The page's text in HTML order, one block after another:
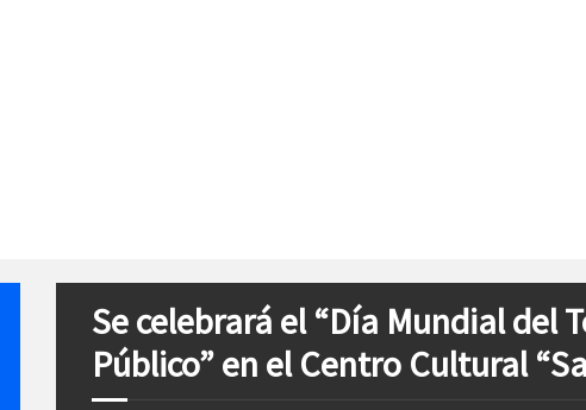
Se celebrará el “Día Mundial del
Público” en el Centro Cultural